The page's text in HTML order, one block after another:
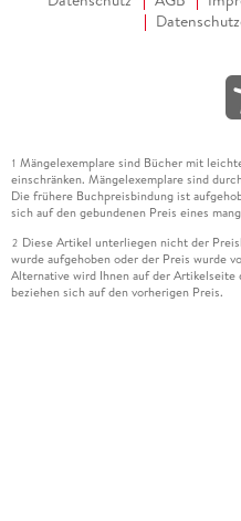
1 Mängelexemplare sind Bücher mit
einschränken. Mängelexemplare sind
Die frühere Buchpreisbindung ist
sich auf den gebundenen Preis eines
2 Diese Artikel unterliegen nicht der
wurde aufgehoben oder der Preis wurde
Alternative wird Ihnen auf der Artikelseite
beziehen sich auf den vorherigen Preis.